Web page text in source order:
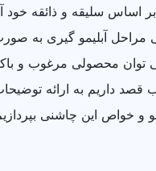
اساس سلیقه و ذائقه خود
مراحل آبلیمو گیری به
توان محصولی مرغوب و
قصد داریم به ارائه
و خواص این چاشنی